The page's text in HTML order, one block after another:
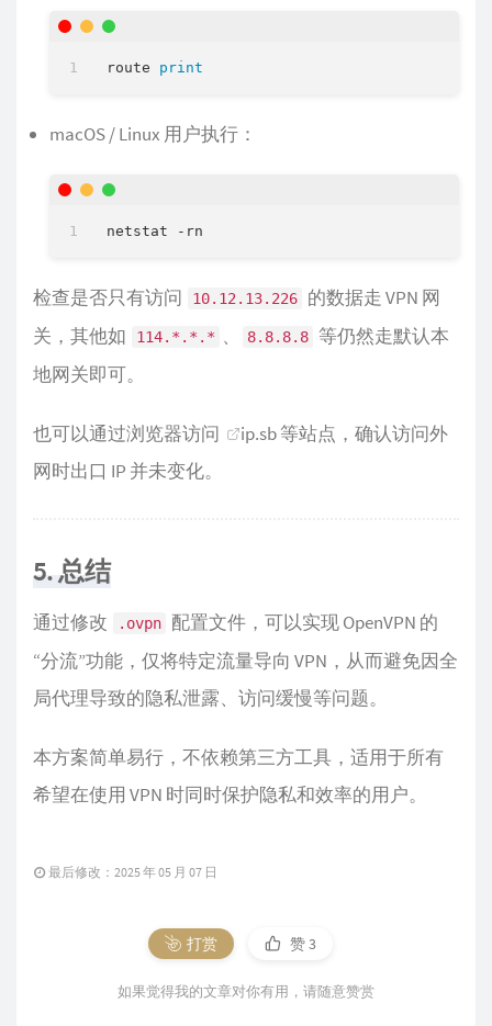
route print
macOS / Linux 用户执行：
检查是否只有访问 10.12.13.226
的数据走 VPN 网
关，其他如
114.*.*.* 、 8.8.8.8 等仍然走默认本
地网关即可。
也可以通过浏览器访问 ip.sb等站点，确认访问外
网时出口 IP 并未变化。
5. 总结
通过修改 .ovpn
配置文件，可以实现 OpenVPN 的
“分流”功能，仅将特定流量导向 VPN，从而避免因全
局代理导致的隐私泄露、访问缓慢等问题。
本方案简单易行，不依赖第三方工具，适用于所有
希望在使用 VPN 时同时保护隐私和效率的用户。
最后修改：2025 年 05 月 07 日
打赏 赞3
如果觉得我的文章对你有用，请随意赞赏